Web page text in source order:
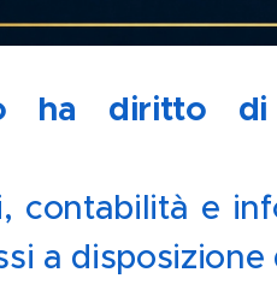
ha diritto di
contabilità e
a